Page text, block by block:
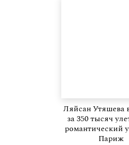
Ляйсан Утяшева
за 350 тысяч
романтический
Париж